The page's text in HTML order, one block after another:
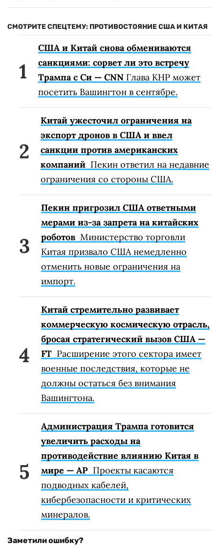
СМОТРИТЕ СПЕЦТЕМУ: ПРОТИВОСТОЯНИЕ США И КИТАЯ
США и Китай снова обмениваются
санкциями: сорвет ли это встречу
Трампа с Си — CNN Глава КНР может
посетить Вашингтон в сентябре.
Китай ужесточил ограничения на
экспорт дронов в США и ввел
санкции против американских
компаний Пекин ответил на недавние
ограничения со стороны США.
Пекин пригрозил США ответными
мерами из-за запрета на китайских
роботов Министерство торговли
Китая призвало США немедленно
отменить новые ограничения на
импорт.
Китай стремительно развивает
коммерческую космическую отрасль,
бросая стратегический вызов США —
FT Расширение этого сектора имеет
военные последствия, которые не
должны остаться без внимания
Вашингтона.
Администрация Трампа готовится
увеличить расходы на
противодействие влиянию Китая в
мире — AP Проекты касаются
подводных кабелей,
кибербезопасности и критических
минералов.
Заметили ошибку?